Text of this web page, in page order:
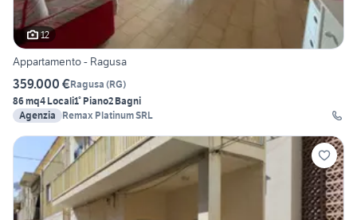
12
Appartamento - Ragusa
359.000 €Ragusa (RG)
86 mq4 Locali1° Piano2 Bagni
Agenzia
Remax Platinum SRL